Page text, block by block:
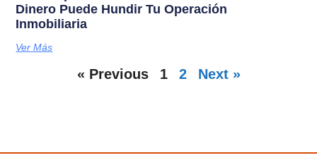
Dinero Puede Hundir Tu Operación
Inmobiliaria
Ver Más
« Previous 1 2 Next »